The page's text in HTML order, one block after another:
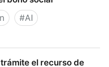
#AI
que decide quién recibe
el recurso de